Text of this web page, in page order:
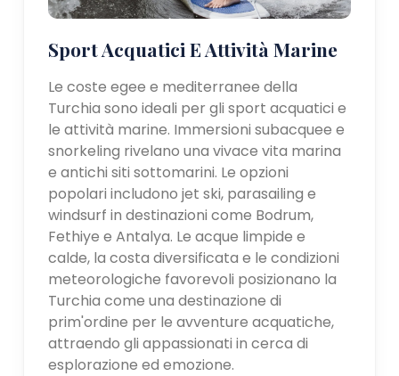
Sport Acquatici E Attività Marine
Le coste egee e mediterranee della
Turchia sono ideali per gli sport acquatici e
le attività marine. Immersioni subacquee e
snorkeling rivelano una vivace vita marina
e antichi siti sottomarini. Le opzioni
popolari includono jet ski, parasailing e
windsurf in destinazioni come Bodrum,
Fethiye e Antalya. Le acque limpide e
calde, la costa diversificata e le condizioni
meteorologiche favorevoli posizionano la
Turchia come una destinazione di
prim'ordine per le avventure acquatiche,
attraendo gli appassionati in cerca di
esplorazione ed emozione.